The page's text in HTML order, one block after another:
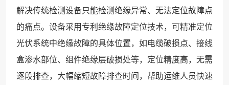
解决传统检测设备只能检测绝缘异常、无法定位故障点
的痛点。设备采用专利绝缘故障定位技术，可精准定位
光伏系统中绝缘故障的具体位置，如电缆破损点、接线
盒渗水部位、组件绝缘层破损处等，定位精度高，无需
逐段排查，大幅缩短故障排查时间，帮助运维人员快速